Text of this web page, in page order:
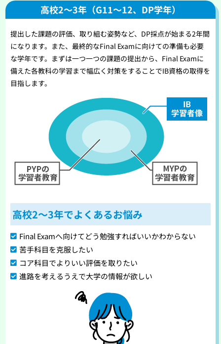
高校2〜3年（G11〜12、DP学年）
提出した課題の評価、取り組む姿勢など、DP採点が始まる2年間
になります。また、最終的なFinal Examに向けての準備も必要
な学年です。まずは一つ一つの課題の提出から、Final Examに
備えた各教科の学習まで幅広く対策をすることでIB資格の取得を
目指します。
高校2〜3年でよくあるお悩み
Final Examへ向けてどう勉強すればいいかわからない
苦手科目を克服したい
コア科目でよりいい評価を取りたい
進路を考えるうえで大学の情報が欲しい